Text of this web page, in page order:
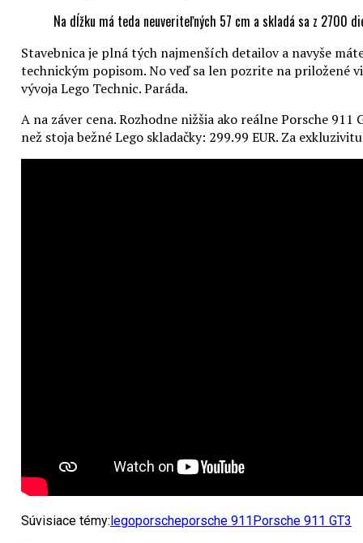
Na dĺžku má teda neuveriteľných 57 cm a skladá sa z 2700
Stavebnica je plná tých najmenších detailov a navyše
technickým popisom. No veď sa len pozrite na priložené
vývoja Lego Technic. Paráda.
A na záver cena. Rozhodne nižšia ako reálnePorsche 911
než stoja bežné Lego skladačky: 299.99 EUR. Za
Súvisiace témy: legoporscheporsche 911 Porsche 911 GT3